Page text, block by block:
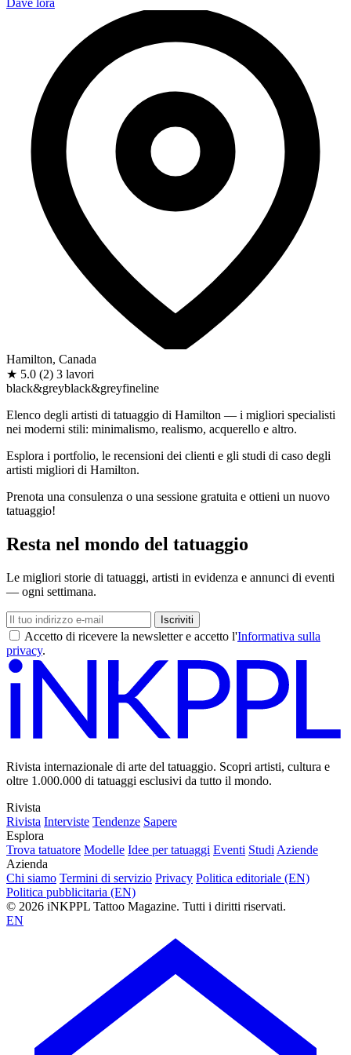
Dave lora
Hamilton, Canada
★ 5.0 (2) 3 lavori
black&greyblack&greyfineline
Elenco degli artisti di tatuaggio di Hamilton — i migliori specialisti
nei moderni stili: minimalismo, realismo, acquerello e altro.
Esplora i portfolio, le recensioni dei clienti e gli studi di caso degli
artisti migliori di Hamilton.
Prenota una consulenza o una sessione gratuita e ottieni un nuovo
tatuaggio!
Resta nel mondo del tatuaggio
Le migliori storie di tatuaggi, artisti in evidenza e annunci di eventi
— ogni settimana.
Iscriviti
Accetto di ricevere la newsletter e accetto l'Informativa sulla
privacy.
Rivista internazionale di arte del tatuaggio. Scopri artisti, cultura e
oltre 1.000.000 di tatuaggi esclusivi da tutto il mondo.
Rivista
Rivista Interviste Tendenze Sapere
Esplora
Trova tatuatore Modelle Idee per tatuaggi Eventi StudiAziende
Azienda
Chi siamo Termini di servizio Privacy Politica editoriale (EN)
Politica pubblicitaria (EN)
© 2026 iNKPPL Tattoo Magazine. Tutti i diritti riservati.
EN